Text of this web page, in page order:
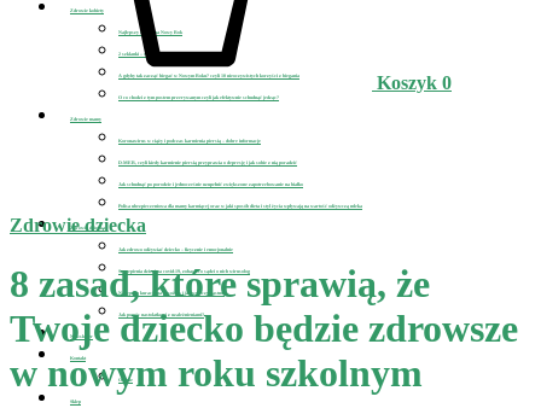
Zdrowie kobiety
Najlepszy detoks na Nowy Rok
2 szklanki – sposób na detoks i odchudzanie
A gdyby tak zacząć biegać w Nowym Roku? czyli 10 nieoczywistych korzyści z biegania
O co chodzi z tym postem przerywanym czyli jak efektywnie schudnąć jedząc?
Zdrowie mamy
Koronawirus w ciąży i podczas karmienia piersią – dobre informacje
D-MER, czyli kiedy karmienie piersią przyprawia o depresję i jak sobie z nią poradzić
Jak schudnąć po porodzie i jednocześnie uzupełnić zwiększone zapotrzebowanie na białko
Polisa ubezpieczeniowa dla mamy karmiącej oraz w jaki sposób dieta i styl życia wpływają na wartość odżywczą mleka
Zdrowie dziecka
Jak zdrowo odżywiać dziecko – fizycznie i emocjonalnie
Szczepienia dzieci na covid-19, zobacz co sądzi o nich wirusolog
Najlepsze kuracje na pasożyty i jak wyleczyć astmę
Jak pomóc nastolatkowi z uzależnieniami?
Newsletter
Kontakt
O mnie
Sklep
Koszyk 0
Zdrowie dziecka
8 zasad, które sprawią, że
Twoje dziecko będzie zdrowsze
w nowym roku szkolnym